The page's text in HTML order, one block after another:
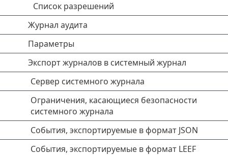
Список разрешений
Журнал аудита
Параметры
Экспорт журналов в системный журнал
Сервер системного журнала
Ограничения, касающиеся безопасности
системного журнала
События, экспортируемые в формат JSON
События, экспортируемые в формат LEEF